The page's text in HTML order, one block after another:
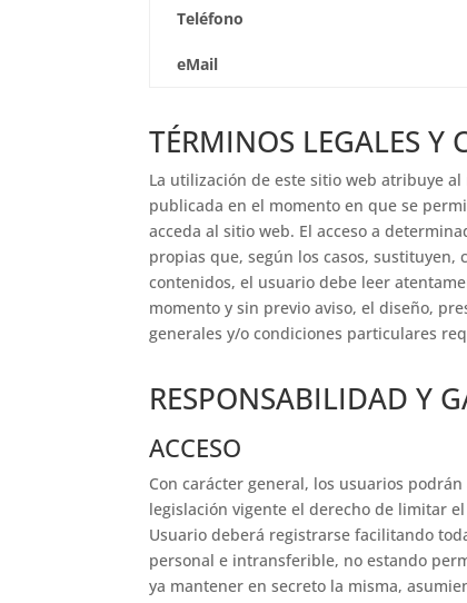
Teléfono
eMail
TÉRMINOS LEGALES Y
La utilización de este sitio web atribuye
publicada en el momento en que se
acceda al sitio web. El acceso a
propias que, según los casos,
contenidos, el usuario debe leer
momento y sin previo aviso, el diseño,
generales y/o condiciones particulares
RESPONSABILIDAD Y
ACCESO
Con carácter general, los usuarios
legislación vigente el derecho de limitar
Usuario deberá registrarse facilitando
personal e intransferible, no estando
ya mantener en secreto la misma,